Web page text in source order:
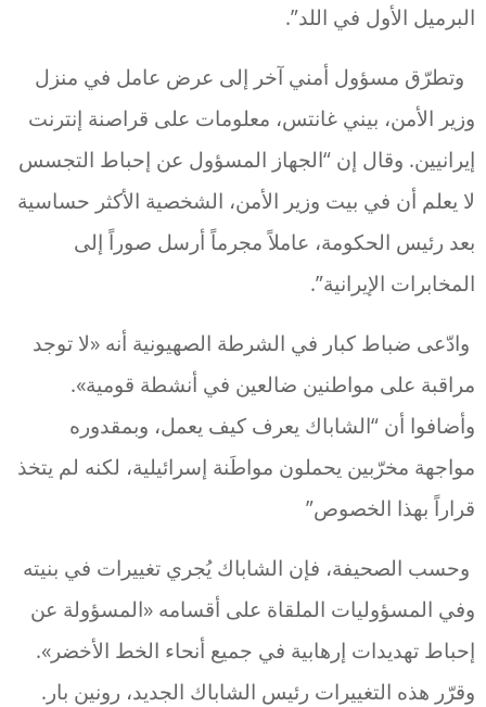
البرميل الأول في اللد”.
وتطرّق مسؤول أمني آخر إلى عرض عامل في منزل
وزير الأمن، بيني غانتس، معلومات على قراصنة إنترنت
إيرانيين. وقال إن “الجهاز المسؤول عن إحباط التجسس
لا يعلم أن في بيت وزير الأمن، الشخصية الأكثر حساسية
بعد رئيس الحكومة، عاملاً مجرماً أرسل صوراً إلى
المخابرات الإيرانية”.
وادّعى ضباط كبار في الشرطة الصهيونية أنه «لا توجد
مراقبة على مواطنين ضالعين في أنشطة قومية».
وأضافوا أن “الشاباك يعرف كيف يعمل، وبمقدوره
مواجهة مخرّبين يحملون مواطَنة إسرائيلية، لكنه لم يتخذ
قراراً بهذا الخصوص”
وحسب الصحيفة، فإن الشاباك يُجري تغييرات في بنيته
وفي المسؤوليات الملقاة على أقسامه «المسؤولة عن
إحباط تهديدات إرهابية في جميع أنحاء الخط الأخضر».
وقرّر هذه التغييرات رئيس الشاباك الجديد، رونين بار.